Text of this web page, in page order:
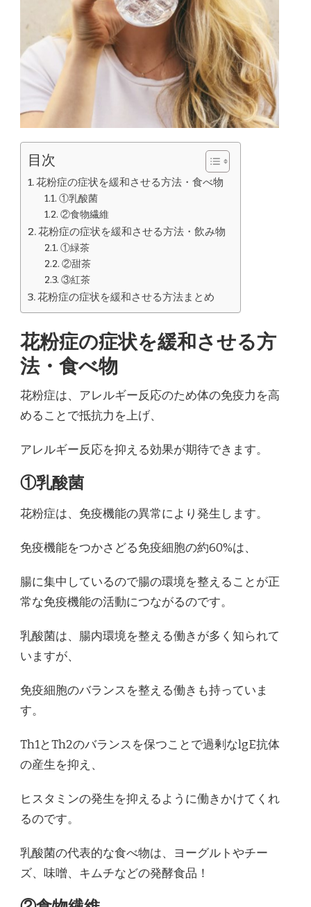
目次
花粉症の症状を緩和させる方法・食べ物
①乳酸菌
②食物繊維
花粉症の症状を緩和させる方法・飲み物
①緑茶
②甜茶
③紅茶
花粉症の症状を緩和させる方法まとめ
花粉症の症状を緩和させる方
法・食べ物
花粉症は、アレルギー反応のため体の免疫力を高
めることで抵抗力を上げ、
アレルギー反応を抑える効果が期待できます。
①乳酸菌
花粉症は、免疫機能の異常により発生します。
免疫機能をつかさどる免疫細胞の約60%は、
腸に集中しているので腸の環境を整えることが正
常な免疫機能の活動につながるのです。
乳酸菌は、腸内環境を整える働きが多く知られて
いますが、
免疫細胞のバランスを整える働きも持っていま
す。
Th1とTh2のバランスを保つことで過剰なlgE抗体
の産生を抑え、
ヒスタミンの発生を抑えるように働きかけてくれ
るのです。
乳酸菌の代表的な食べ物は、ヨーグルトやチー
ズ、味噌、キムチなどの発酵食品！